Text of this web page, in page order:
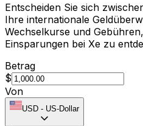
Entscheiden Sie sich
Ihre internationale
Wechselkurse und
Einsparungen bei Xe zu
Betrag
$
Von
USD - US-Dollar